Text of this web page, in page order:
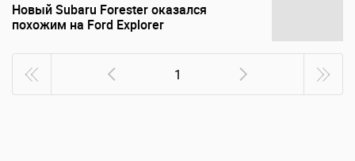
Новый Subaru Forester оказался
похожим на Ford Explorer
1